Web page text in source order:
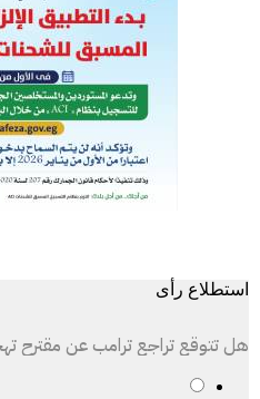
استطلاع رأى
هل تتوقع تراجع ترامب عن مقترح